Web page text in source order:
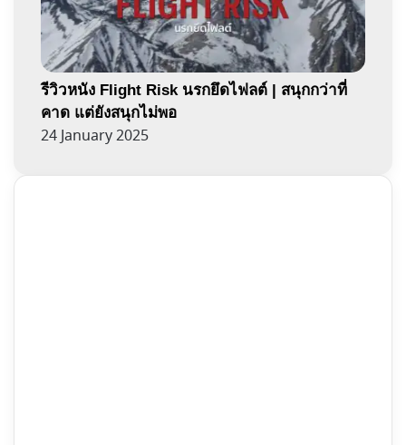
รีวิวหนัง Flight Risk นรกยึดไฟลต์ | สนุกกว่าที่
คาด แต่ยังสนุกไม่พอ
24 January 2025